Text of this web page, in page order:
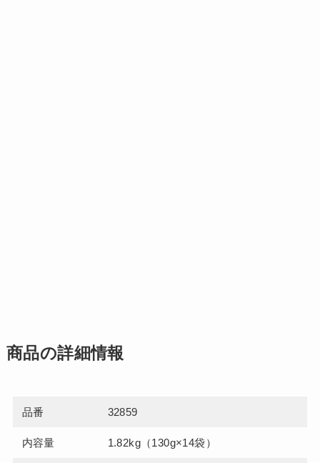
商品の詳細情報
品番 32859
内容量 1.82kg（130g×14袋）